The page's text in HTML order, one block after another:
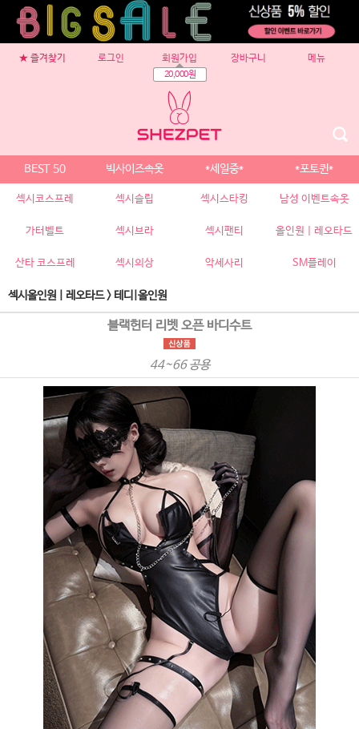
★ 즐겨찾기 로그인 회원가입
20,000원
장바구니 메뉴
BEST 50 빅사이즈속옷 *세일중* *포토퀸*
섹시코스프레 섹시슬립 섹시스타킹 남성 이벤트속옷
가터벨트 섹시브라 섹시팬티 올인원 | 레오타드
산타 코스프레 섹시의상 악세사리 SM플레이
섹시올인원 | 레오타드> 테디|올인원
블랙헌터 리벳 오픈 바디수트
44~66 공용